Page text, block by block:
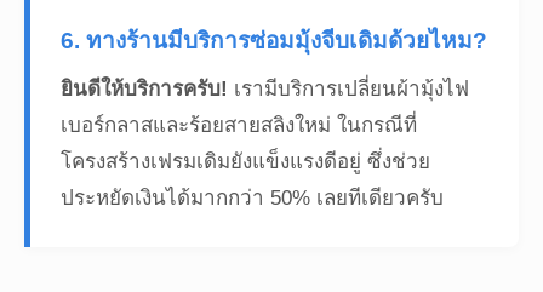
6. ทางร้านมีบริการซ่อมมุ้งจีบเดิมด้วยไหม?
ยินดีให้บริการครับ! เรามีบริการเปลี่ยนผ้ามุ้งไฟ
เบอร์กลาสและร้อยสายสลิงใหม่ ในกรณีที่
โครงสร้างเฟรมเดิมยังแข็งแรงดีอยู่ ซึ่งช่วย
ประหยัดเงินได้มากกว่า 50% เลยทีเดียวครับ